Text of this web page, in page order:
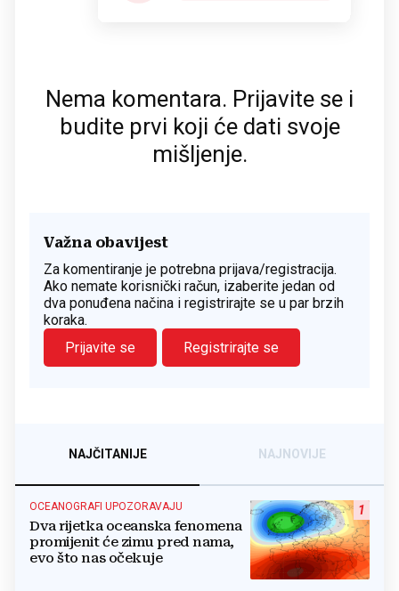
Nema komentara. Prijavite se i
budite prvi koji će dati svoje
mišljenje.
Važna obavijest
Za komentiranje je potrebna prijava/registracija.
Ako nemate korisnički račun, izaberite jedan od
dva ponuđena načina i registrirajte se u par brzih
koraka.
Prijavite se
Registrirajte se
NAJČITANIJE NAJNOVIJE
1
OCEANOGRAFI UPOZORAVAJU
Dva rijetka oceanska fenomena
promijenit će zimu pred nama,
evo što nas očekuje